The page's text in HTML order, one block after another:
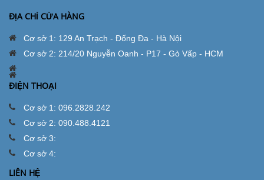
ĐỊA CHỈ CỬA HÀNG
Cơ sở 1: 129 An Trạch - Đống Đa - Hà Nội
Cơ sở 2: 214/20 Nguyễn Oanh - P17 - Gò Vấp - HCM
ĐIỆN THOẠI
Cơ sở 1: 096.2828.242
Cơ sở 2: 090.488.4121
Cơ sở 3:
Cơ sở 4:
LIÊN HỆ